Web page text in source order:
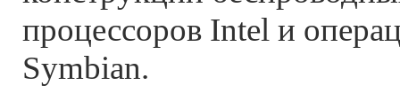
процессоров Intel и
Symbian.